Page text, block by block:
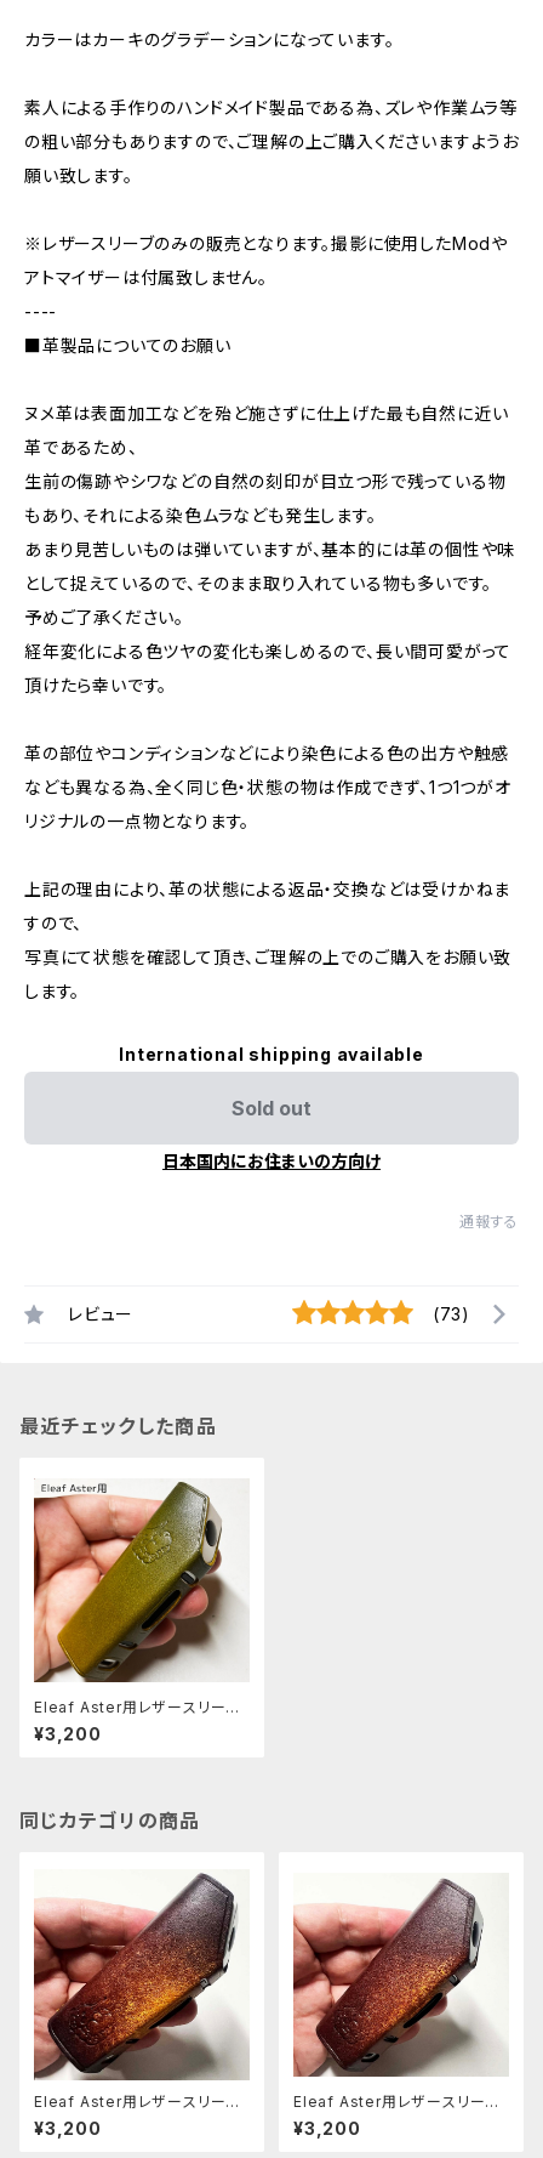
カラーはカーキのグラデーションになっています。
素人による手作りのハンドメイド製品である為、ズレや作業ムラ等
の粗い部分もありますので、ご理解の上ご購入くださいますようお
願い致します。
※レザースリーブのみの販売となります。撮影に使用したModや
アトマイザーは付属致しません。
----
■革製品についてのお願い
ヌメ革は表面加工などを殆ど施さずに仕上げた最も自然に近い
革であるため、
生前の傷跡やシワなどの自然の刻印が目立つ形で残っている物
もあり、それによる染色ムラなども発生します。
あまり見苦しいものは弾いていますが、基本的には革の個性や味
として捉えているので、そのまま取り入れている物も多いです。
予めご了承ください。
経年変化による色ツヤの変化も楽しめるので、長い間可愛がって
頂けたら幸いです。
革の部位やコンディションなどにより染色による色の出方や触感
なども異なる為、全く同じ色・状態の物は作成できず、1つ1つがオ
リジナルの一点物となります。
上記の理由により、革の状態による返品・交換などは受けかねま
すので、
写真にて状態を確認して頂き、ご理解の上でのご購入をお願い致
します。
International shipping available
Sold out
日本国内にお住まいの方向け
通報する
レビュー (73)
最近チェックした商品
Eleaf Aster用レザースリーブ
[271-as]
¥3,200
同じカテゴリの商品
Eleaf Aster用レザースリーブ
[404-as]
¥3,200
Eleaf Aster用レザースリーブ
[403-as]
¥3,200